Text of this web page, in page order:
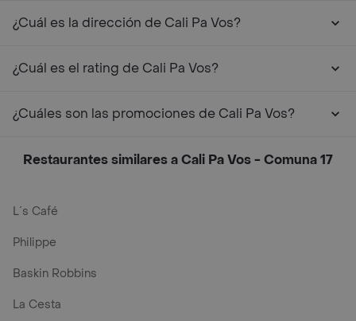
¿Cuál es la dirección de Cali Pa Vos?
¿Cuál es el rating de Cali Pa Vos?
¿Cuáles son las promociones de Cali Pa Vos?
Restaurantes similares a Cali Pa Vos - Comuna 17
L´s Café
Philippe
Baskin Robbins
La Cesta